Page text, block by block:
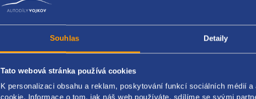
Souhlas Detaily
Tato webová stránka používá cookies
K personalizaci obsahu a reklam, poskytování funkcí sociálních médií
cookie. Informace o tom, jak náš web používáte, sdílíme se svými
vodní hadice topení
VAG originál: